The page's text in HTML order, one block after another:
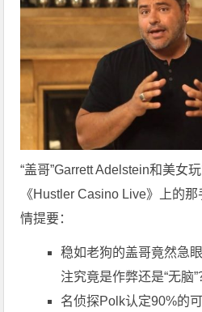
“盖哥”Garrett Adelstein和美女
《Hustler Casino Live》上的
情提要：
稳如老狗的盖哥竟然急
注究竟是作弊还是“无脑”
名侦探Polk认定90%的